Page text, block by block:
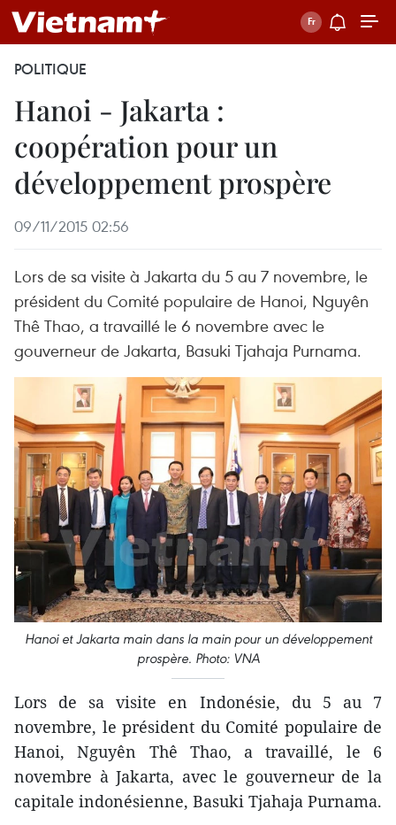
POLITIQUE
Hanoi - Jakarta :
coopération pour un
développement prospère
09/11/2015 02:56
Lors de sa visite à Jakarta du 5 au 7 novembre, le
président du Comité populaire de Hanoi, Nguyên
Thê Thao, a travaillé le 6 novembre avec le
gouverneur de Jakarta, Basuki Tjahaja Purnama.
Hanoi et Jakarta main dans la main pour un développement
prospère. Photo: VNA
Lors de sa visite en Indonésie, du 5 au 7
novembre, le président du Comité populaire de
Hanoi, Nguyên Thê Thao, a travaillé, le 6
novembre à Jakarta, avec le gouverneur de la
capitale indonésienne, Basuki Tjahaja Purnama.